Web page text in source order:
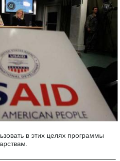
в этих целях программы